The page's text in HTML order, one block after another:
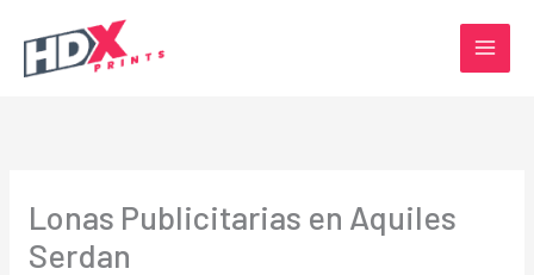
contenido
Lonas Publicitarias en Aquiles
Serdan